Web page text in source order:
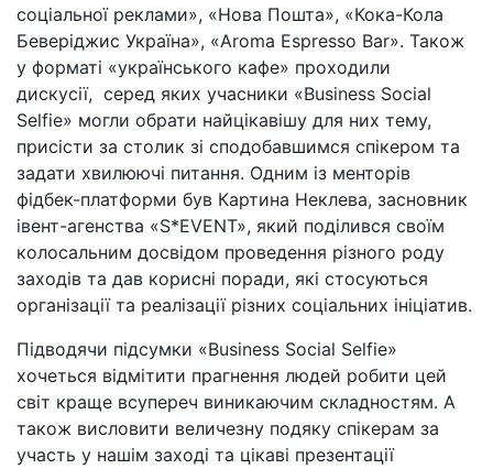
соціальної реклами», «Нова Пошта», «Кока-Кола
Беверіджис Україна», «Aroma Espresso Bar». Також
у форматі «українського кафе» проходили
дискусії, серед яких учасники «Business Social
Selfie» могли обрати найцікавішу для них тему,
присісти за столик зі сподобавшимся спікером та
задати хвилюючі питання. Одним із менторів
фідбек-платформи був Картина Неклева, засновник
івент-агенства «S*EVENT», який поділився своїм
колосальним досвідом проведення різного роду
заходів та дав корисні поради, які стосуються
організації та реалізації різних соціальних ініціатив.
Підводячи підсумки «Business Social Selfie»
хочеться відмітити прагнення людей робити цей
світ краще всупереч виникаючим складностям. А
також висловити величезну подяку спікерам за
участь у нашім заході та цікаві презентації